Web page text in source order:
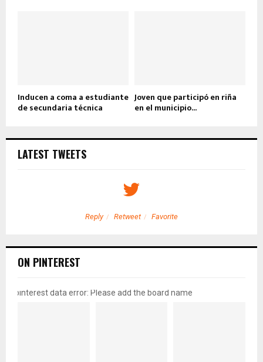
Inducen a coma a estudiante
de secundaria técnica
Joven que participó en riña
en el municipio...
LATEST TWEETS
Reply Retweet Favorite
ON PINTEREST
pinterest data error: Please add the board name